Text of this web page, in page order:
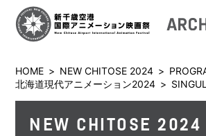
HOME > NEW CHITOSE 2024 >
北海道現代アニメーション2024 >
NEW CHITOSE 2024